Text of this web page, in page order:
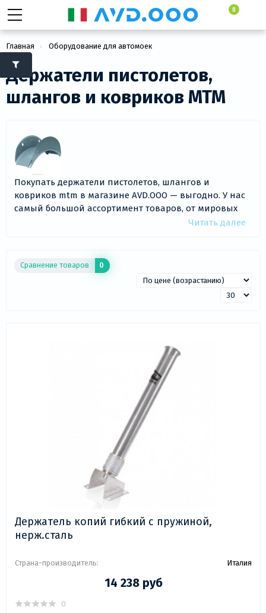
0
Главная
Оборудование для автомоек
Держатели пистолетов, шлангов и ковриков
Держатели пистолетов, шлангов ..
Держатели пистолетов,
шлангов и ковриков MTM
Покупать держатели пистолетов, шлангов и
ковриков mtm в магазине AVD.OOO — выгодно. У нас
самый большой ассортимент товаров, от мировых
брендов, официальным поставщиком которых
каталоге представлены в количестве 1 товаров - с
фотографиями, описанием, техническими
характеристиками, отзывами покупателей, а также
заказ на сайте. Приятных покупок!
Читать далее
Сравнение товаров 0
Держатель копий гибкий c пружиной,
нерж.сталь
Страна-производитель: Италия
14 238 руб
0